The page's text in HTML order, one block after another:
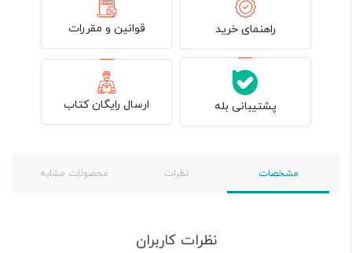
راهنمای خرید قوانین و مقررات
پشتیبانی بله ارسال رایگان کتاب
مشخصات نظرات محصولات مشابه
نظرات کاربران